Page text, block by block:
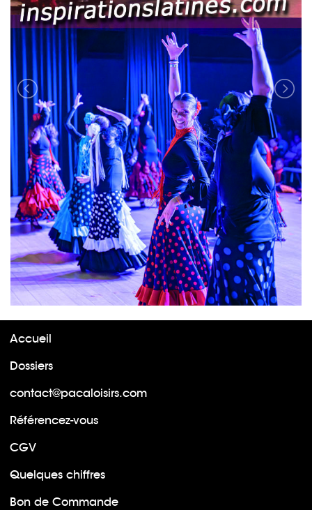
Accueil
Dossiers
contact@pacaloisirs.com
Référencez-vous
CGV
Quelques chiffres
Bon de Commande